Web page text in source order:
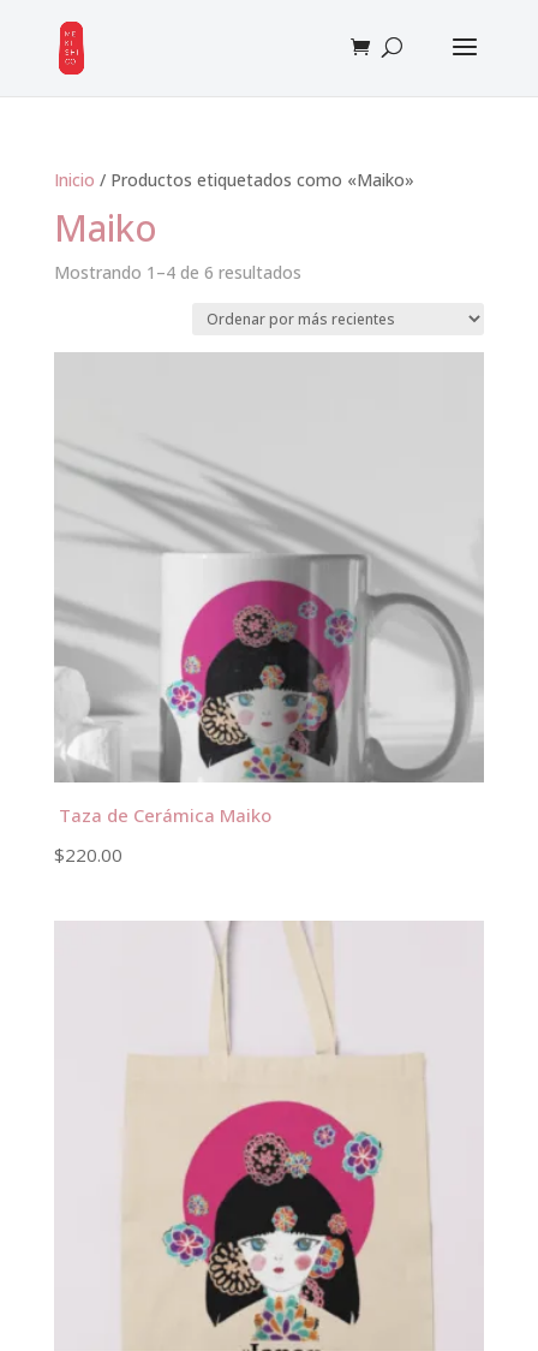
Inicio / Productos etiquetados como «Maiko»
Maiko
Mostrando 1–4 de 6 resultadosSorted
latest
Taza de Cerámica Maiko
$220.00